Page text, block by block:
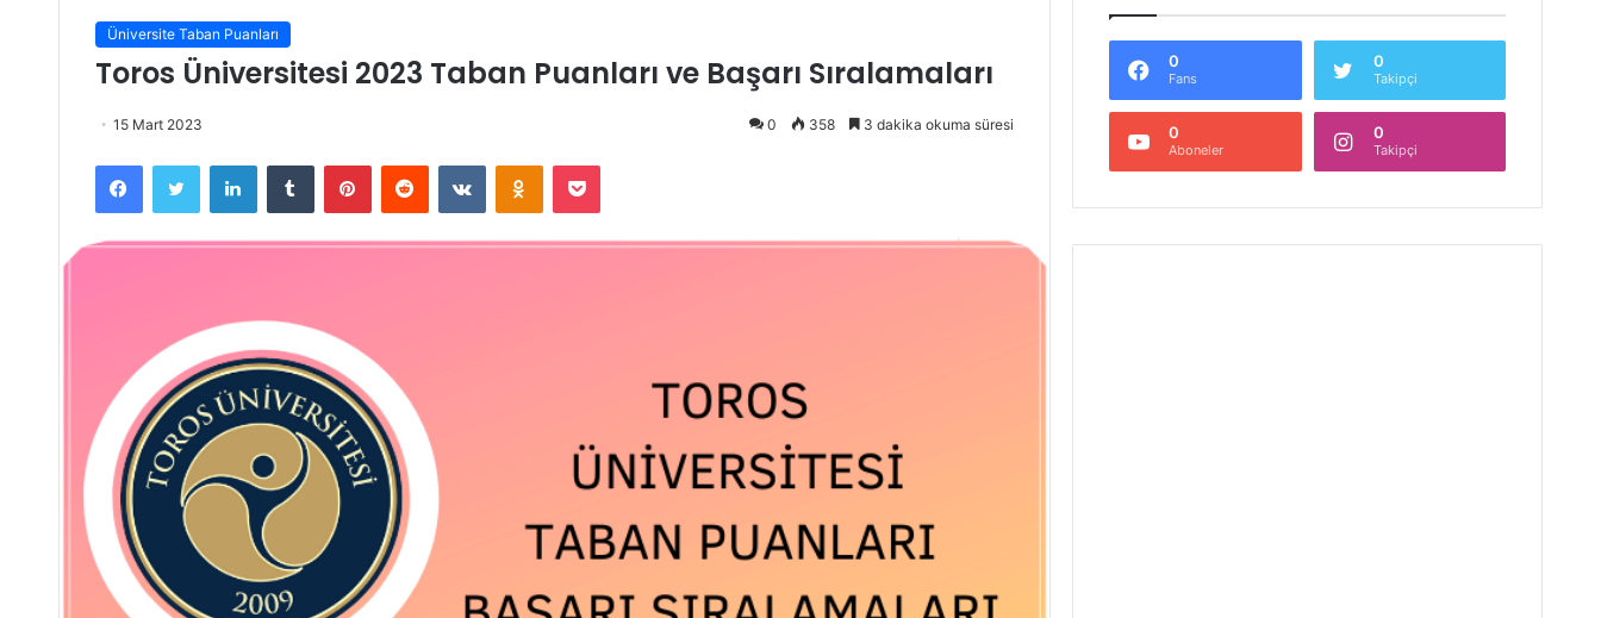
Üniversite Taban Puanları
Toros Üniversitesi 2023 Taban Puanları ve Başarı Sıralamaları
15 Mart 2023 0 358 3 dakika okuma süresi
Facebook Twitter LinkedIn Tumblr Pinterest Reddit VKontakte Odnoklassniki Pocket
0
Fans
0
Takipçi
0
Aboneler
0
Takipçi